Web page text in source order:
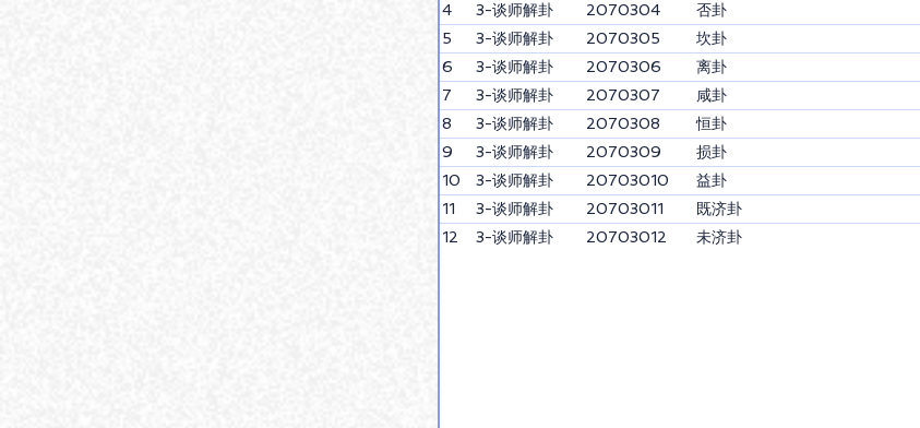
4
3-谈师解卦 2070304
否卦
5
3-谈师解卦 2070305
坎卦
6
3-谈师解卦 2070306
离卦
7
3-谈师解卦 2070307
咸卦
8
3-谈师解卦 2070308
恒卦
9
3-谈师解卦 2070309
损卦
10
3-谈师解卦 20703010
益卦
11
3-谈师解卦 20703011
既济卦
12
3-谈师解卦 20703012 未济卦